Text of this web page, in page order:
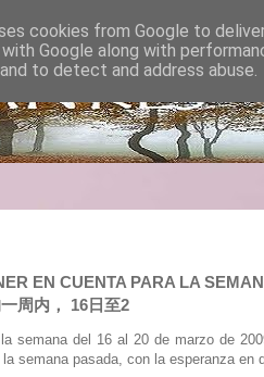
EN CUENTA PARA LA
周内， 16日至2
semana del 16 al 20 de marzo de
semana pasada, con la esperanza
cookies from Google to
with Google along with
to detect and address abuse.